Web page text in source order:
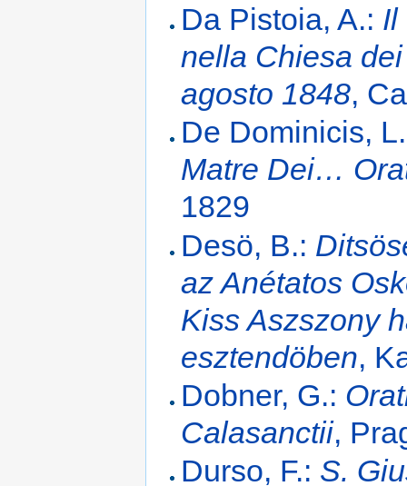
Da Pistoia, A.: Il
nella Chiesa
agosto 1848,
De Dominicis,
Matre Dei…
1829
Desö, B.:
az Anétatos
Kiss Aszszony
esztendöben,
Dobner, G.:
Calasanctii,
Durso, F.: S.